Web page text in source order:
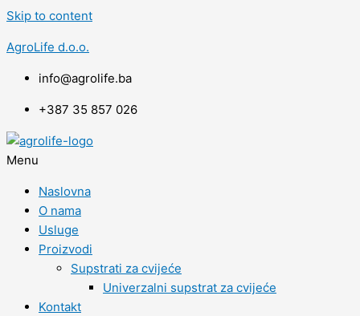
Skip to content
AgroLife d.o.o.
info@agrolife.ba
+387 35 857 026
Menu
Naslovna
O nama
Usluge
Proizvodi
Supstrati za cvijeće
Univerzalni supstrat za cvijeće
Kontakt